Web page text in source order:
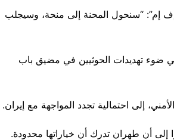
وزير الطاقة الإسرائيلي خلال مقابلة مع إذاعة “زافتون 104.5 إف إم”: “سنحول المحنة إلى منحة، وسيجلب
ضوء تهديدات الحوثيين في مضيق باب
إلى احتمالية تجدد المواجهة مع إيران.
أن طهران تدرك أن خياراتها محدودة.